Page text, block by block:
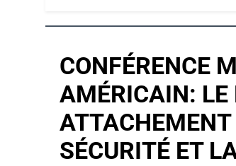
CONFÉRENCE
AMÉRICAIN: LE
SÉCURITÉ ET